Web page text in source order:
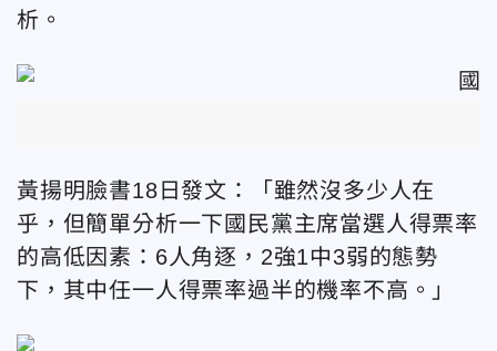
析。
黃揚明臉書18日發文：「雖然沒多少人在
乎，但簡單分析一下國民黨主席當選人得票率
的高低因素：6人角逐，2強1中3弱的態勢
下，其中任一人得票率過半的機率不高。」